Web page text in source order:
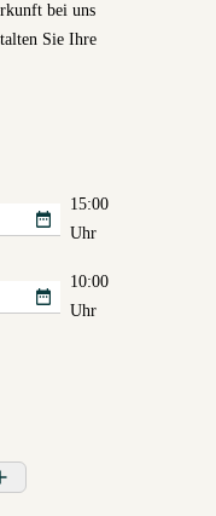
bei uns
Sie Ihre
15:00
Uhr
10:00
Uhr